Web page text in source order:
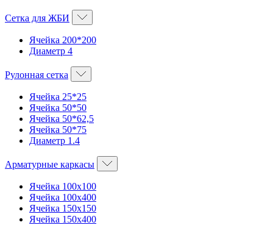
Сетка для ЖБИ
Ячейка 200*200
Диаметр 4
Рулонная сетка
Ячейка 25*25
Ячейка 50*50
Ячейка 50*62,5
Ячейка 50*75
Диаметр 1.4
Арматурные каркасы
Ячейка 100х100
Ячейка 100х400
Ячейка 150х150
Ячейка 150х400